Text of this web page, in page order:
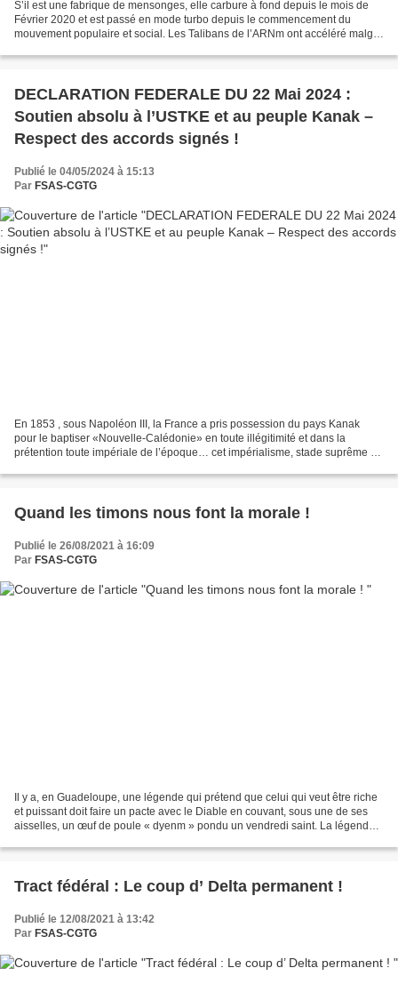
S’il est une fabrique de mensonges, elle carbure à fond depuis le mois de
Février 2020 et est passé en mode turbo depuis le commencement du
mouvement populaire et social. Les Talibans de l’ARNm ont accéléré malgré
DECLARATION FEDERALE DU 22 Mai 2024 :
Soutien absolu à l’USTKE et au peuple Kanak –
Respect des accords signés !
Publié le 04/05/2024 à 15:13
Par FSAS-CGTG
En 1853 , sous Napoléon III, la France a pris possession du pays Kanak
pour le baptiser «Nouvelle-Calédonie» en toute illégitimité et dans la
prétention toute impériale de l’époque… cet impérialisme, stade suprême du
Quand les timons nous font la morale !
Publié le 26/08/2021 à 16:09
Par FSAS-CGTG
Il y a, en Guadeloupe, une légende qui prétend que celui qui veut être riche
et puissant doit faire un pacte avec le Diable en couvant, sous une de ses
aisselles, un œuf de poule « dyenm » pondu un vendredi saint. La légende
Tract fédéral : Le coup d’ Delta permanent !
Publié le 12/08/2021 à 13:42
Par FSAS-CGTG